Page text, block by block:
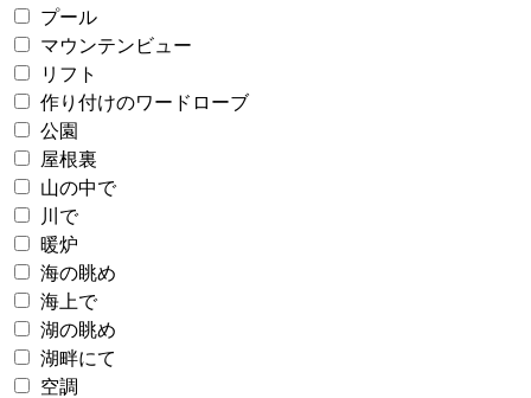
プール
マウンテンビュー
リフト
作り付けのワードローブ
公園
屋根裏
山の中で
川で
暖炉
海の眺め
海上で
湖の眺め
湖畔にて
空調